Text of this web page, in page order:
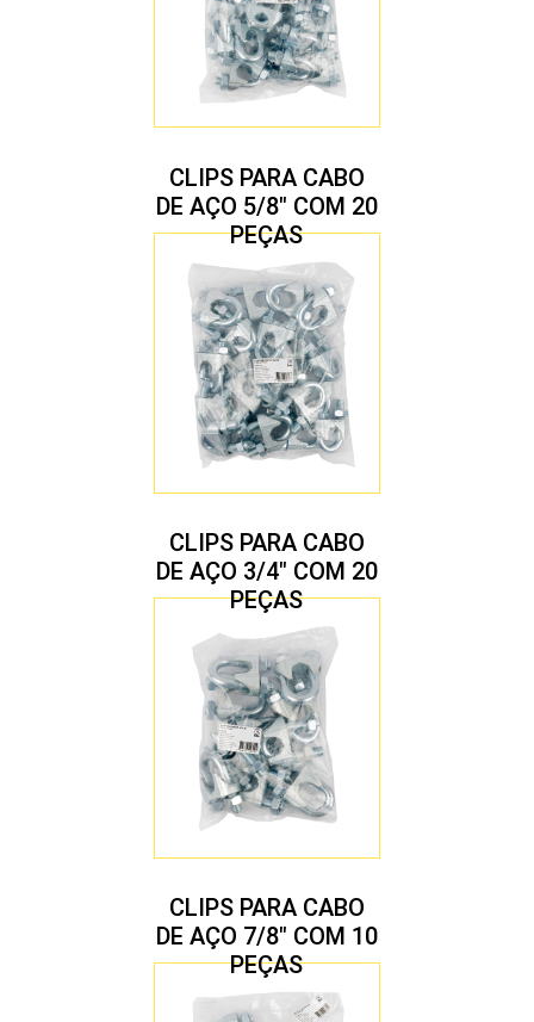
CLIPS PARA CABO
DE AÇO 5/8″ COM 20
PEÇAS
CLIPS PARA CABO
DE AÇO 3/4″ COM 20
PEÇAS
CLIPS PARA CABO
DE AÇO 7/8″ COM 10
PEÇAS